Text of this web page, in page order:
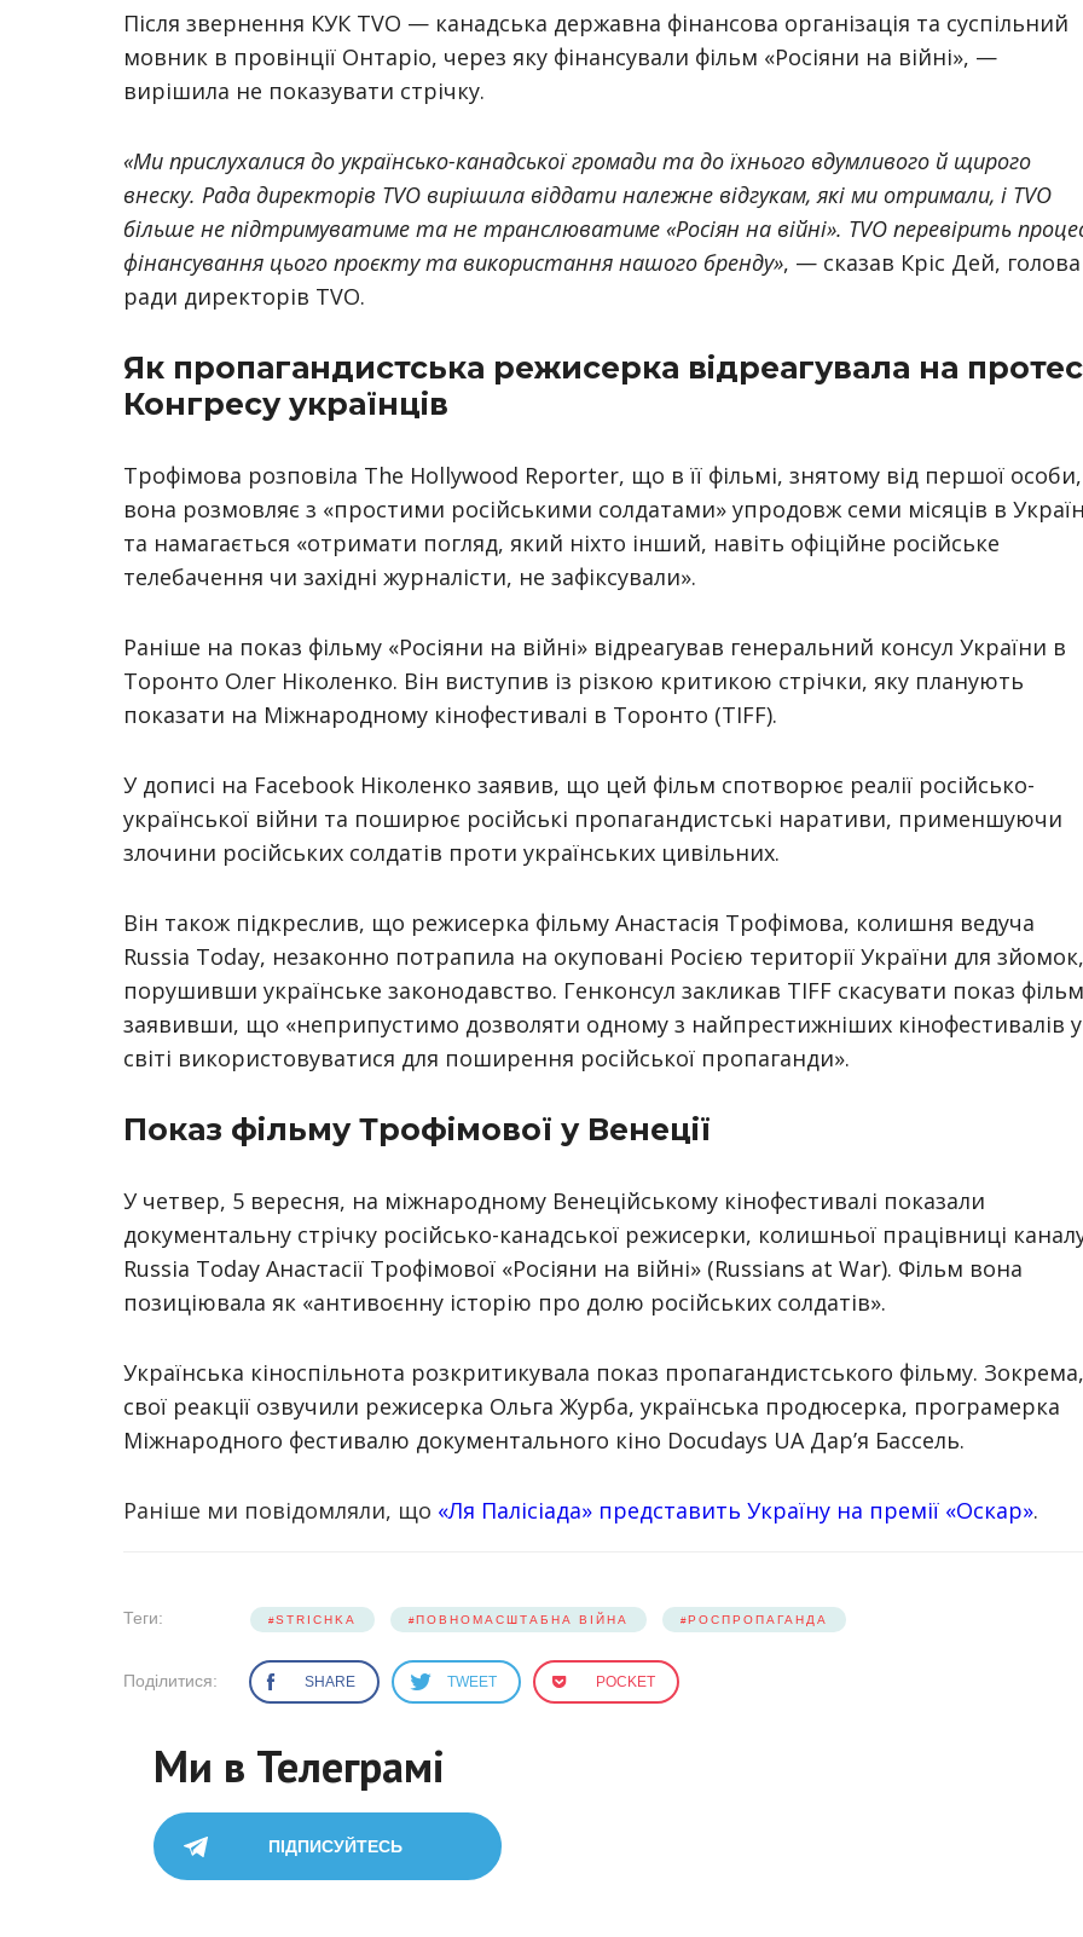
Після звернення КУК TVO — канадська державна фінансова організація та суспільний
мовник в провінції Онтаріо, через яку фінансували фільм «Росіяни на війні», —
вирішила не показувати стрічку.
«Ми прислухалися до українсько-канадської громади та до їхнього вдумливого й щирого
внеску. Рада директорів TVO вирішила віддати належне відгукам, які ми отримали, і TVO
більше не підтримуватиме та не транслюватиме «Росіян на війні». TVO перевірить
фінансування цього проєкту та використання нашого бренду», — сказав Кріс Дей, голова
ради директорів TVO.
Як пропагандистська режисерка відреагувала на
Конгресу українців
Трофімова розповіла The Hollywood Reporter, що в її фільмі, знятому від першої особи,
вона розмовляє з «простими російськими солдатами» упродовж семи місяців в
та намагається «отримати погляд, який ніхто інший, навіть офіційне російське
телебачення чи західні журналісти, не зафіксували».
Раніше на показ фільму «Росіяни на війні» відреагував генеральний консул України в
Торонто Олег Ніколенко. Він виступив із різкою критикою стрічки, яку планують
показати на Міжнародному кінофестивалі в Торонто (TIFF).
У дописі на Facebook Ніколенко заявив, що цей фільм спотворює реалії російсько-
української війни та поширює російські пропагандистські наративи, применшуючи
злочини російських солдатів проти українських цивільних.
Він також підкреслив, що режисерка фільму Анастасія Трофімова, колишня ведуча
Russia Today, незаконно потрапила на окуповані Росією території України для зйомок,
порушивши українське законодавство. Генконсул закликав TIFF скасувати показ
заявивши, що «неприпустимо дозволяти одному з найпрестижніших кінофестивалів у
світі використовуватися для поширення російської пропаганди».
Показ фільму Трофімової у Венеції
У четвер, 5 вересня, на міжнародному Венеційському кінофестивалі показали
документальну стрічку російсько-канадської режисерки, колишньої працівниці
Russia Today Анастасії Трофімової «Росіяни на війні» (Russians at War). Фільм вона
позиціювала як «антивоєнну історію про долю російських солдатів».
Українська кіноспільнота розкритикувала показ пропагандистського фільму. Зокрема,
свої реакції озвучили режисерка Ольга Журба, українська продюсерка, програмерка
Міжнародного фестивалю документального кіно Docudays UA Дар’я Бассель.
Раніше ми повідомляли, що «Ля Палісіада» представить Україну на премії «Оскар».
Теги: STRICHKA ПОВНОМАСШТАБНА ВІЙНА РОСПРОПАГАНДА
Поділитися: SHARE TWEET POCKET
Ми в Телеграмі
ПІДПИСУЙТЕСЬ